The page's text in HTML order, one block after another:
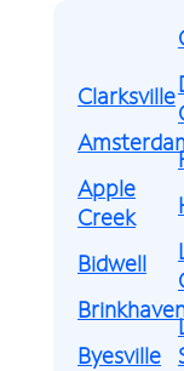
Clarksville
Apple
Creek
Bidwell
Byesville